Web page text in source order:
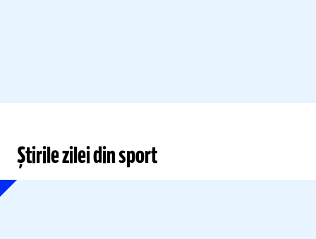
Știrile zilei din sport